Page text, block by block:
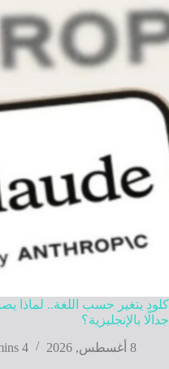
كلود يتغير حسب اللغة.. لماذا
جدالًا بالإنجليزية؟
8 أغسطس, 2026
4 mins